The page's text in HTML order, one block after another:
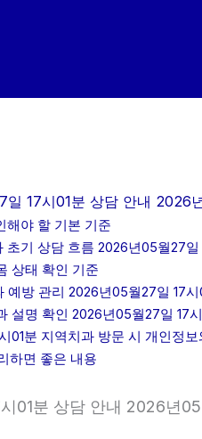
17시01분 상담 안내 2026
해야 할 기본 기준
초기 상담 흐름 2026년05월27일
상태 확인 기준
예방 관리 2026년05월27일 17시
설명 확인 2026년05월27일 17
01분 지역치과 방문 시 개인정
하면 좋은 내용
01분 상담 안내 2026년